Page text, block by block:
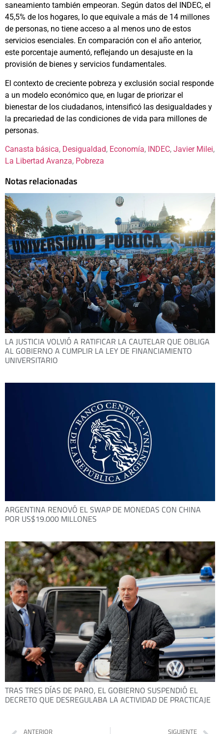
saneamiento también empeoran. Según datos del INDEC, el
45,5% de los hogares, lo que equivale a más de 14 millones
de personas, no tiene acceso a al menos uno de estos
servicios esenciales. En comparación con el año anterior,
este porcentaje aumentó, reflejando un desajuste en la
provisión de bienes y servicios fundamentales.
El contexto de creciente pobreza y exclusión social responde
a un modelo económico que, en lugar de priorizar el
bienestar de los ciudadanos, intensificó las desigualdades y
la precariedad de las condiciones de vida para millones de
personas.
Canasta básica, Desigualdad, Economía, INDEC, Javier Milei
La Libertad Avanza, Pobreza
Notas relacionadas
LA JUSTICIA VOLVIÓ A RATIFICAR LA CAUTELAR QUE OBLIGA
AL GOBIERNO A CUMPLIR LA LEY DE FINANCIAMIENTO
UNIVERSITARIO
ARGENTINA RENOVÓ EL SWAP DE MONEDAS CON CHINA
POR US$19.000 MILLONES
TRAS TRES DÍAS DE PARO, EL GOBIERNO SUSPENDIÓ EL
DECRETO QUE DESREGULABA LA ACTIVIDAD DE PRACTICAJE
ANTERIOR SIGUIENTE